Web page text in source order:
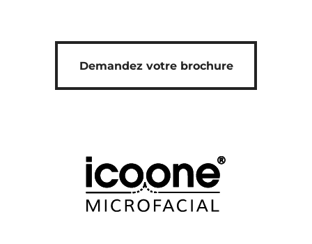
Demandez votre brochure
Demandez votre brochure